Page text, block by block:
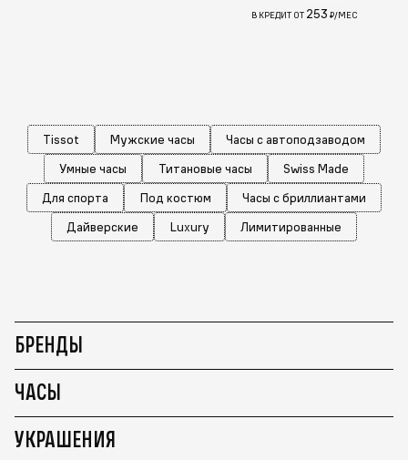
В КРЕДИТ ОТ 253 ₽/МЕС
Tissot Мужские часы
Часы с автоподзаводом
Умные часы
Титановые часы
Swiss Made
Для спорта
Под костюм
Часы с бриллиантами
Дайверские
Luxury Лимитированные
БРЕНДЫ
ЧАСЫ
УКРАШЕНИЯ